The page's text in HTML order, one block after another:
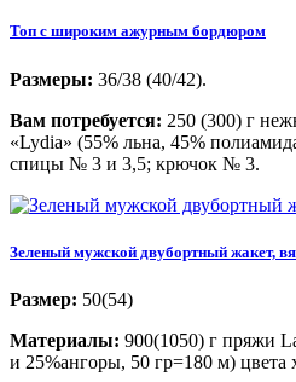
Топ с широким ажурным бордюром
Размеры: 36/38 (40/42).
Вам потребуется: 250 (300) г
«Lydia» (55% льна, 45%
спицы № 3 и 3,5; крючок № 3.
Зеленый мужской двубортный жакет,
Размер: 50(54)
Материалы: 900(1050) г пряжи
и 25%ангоры, 50 гр=180 м)